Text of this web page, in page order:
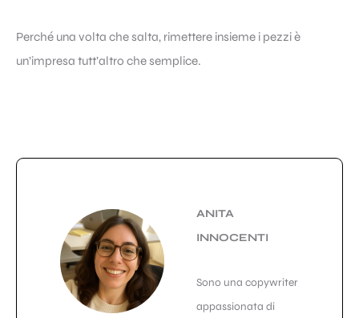
Perché una volta che salta, rimettere insieme i pezzi è
un’impresa tutt’altro che semplice.
ANITA
INNOCENTI
Sono una copywriter
appassionata di